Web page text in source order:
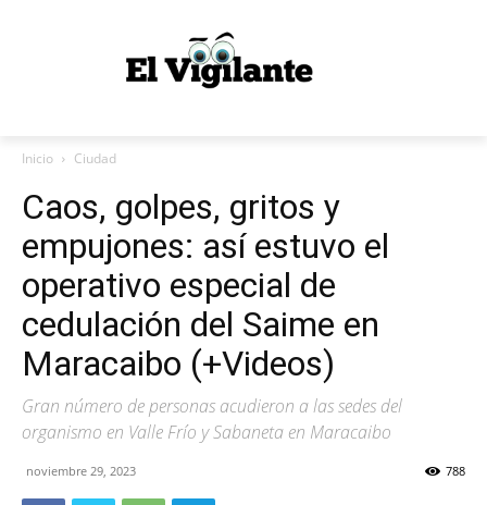
Inicio Ciudad
Caos, golpes, gritos y
empujones: así estuvo el
operativo especial de
cedulación del Saime en
Maracaibo (+Videos)
Gran número de personas acudieron a las sedes del
organismo en Valle Frío y Sabaneta en Maracaibo
noviembre 29, 2023 788